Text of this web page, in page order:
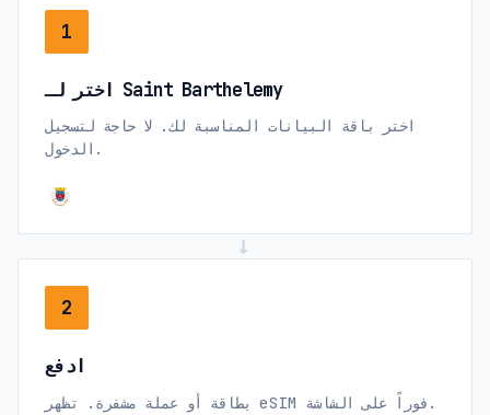
1
اختر لـ Saint Barthelemy
اختر باقة البيانات المناسبة لك. لا حاجة لتسجيل
الدخول.
→
2
ادفع
بطاقة أو عملة مشفرة. تظهر eSIM فوراً على الشاشة.